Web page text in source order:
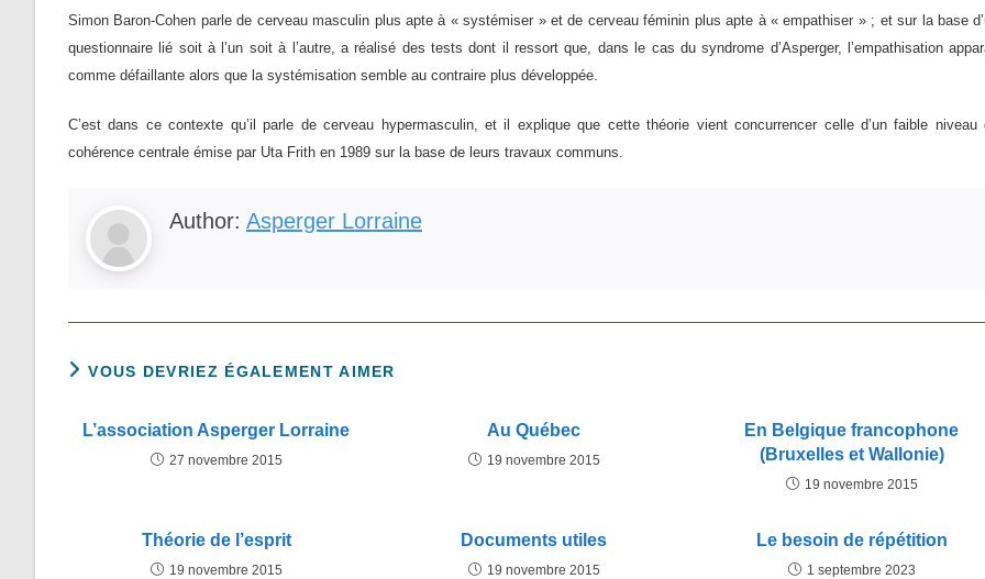
Simon Baron-Cohen parle de cerveau masculin plus apte à « systémiser » et de cerveau féminin plus apte à « empathiser » ; et sur la base
questionnaire lié soit à l’un soit à l’autre, a réalisé des tests dont il ressort que, dans le cas du syndrome d’Asperger, l’empathisation
comme défaillante alors que la systémisation semble au contraire plus développée.
C’est dans ce contexte qu’il parle de cerveau hypermasculin, et il explique que cette théorie vient concurrencer celle d’un faible niveau
cohérence centrale émise par Uta Frith en 1989 sur la base de leurs travaux communs.
Author: Asperger Lorraine
VOUS DEVRIEZ ÉGALEMENT AIMER
L’association Asperger Lorraine
27 novembre 2015
Au Québec
19 novembre 2015
En Belgique francophone
(Bruxelles et Wallonie)
19 novembre 2015
Théorie de l’esprit
19 novembre 2015
Documents utiles
19 novembre 2015
Le besoin de répétition
1 septembre 2023